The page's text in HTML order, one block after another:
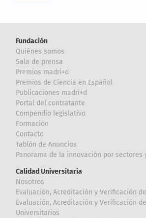
Fundación
Quiénes somos
Sala de prensa
Premios madri+d
Premios de Ciencia en Español
Publicaciones madri+d
Portal del contratante
Compendio legislativo
Formación
Contacto
Tablón de Anuncios
Panorama de la innovación por sectores
Calidad Universitaria
Nosotros
Evaluación, Acreditación y Verificación
Evaluación, Acreditación y Verificación
Universitarios